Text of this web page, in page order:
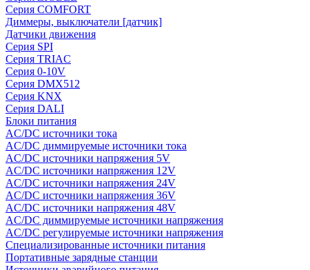
Серия COMFORT
Диммеры, выключатели [датчик]
Датчики движения
Серия SPI
Серия TRIAC
Серия 0-10V
Серия DMX512
Серия KNX
Серия DALI
Блоки питания
AC/DC источники тока
AC/DC диммируемые источники тока
AC/DC источники напряжения 5V
AC/DC источники напряжения 12V
AC/DC источники напряжения 24V
AC/DC источники напряжения 36V
AC/DC источники напряжения 48V
AC/DC диммируемые источники напряжения
AC/DC регулируемые источники напряжения
Специализированные источники питания
Портативные зарядные станции